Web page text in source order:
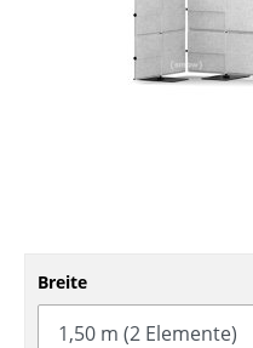
Bänke & Liegen
Schaukelstühle
Bürodrehstühle
Breite